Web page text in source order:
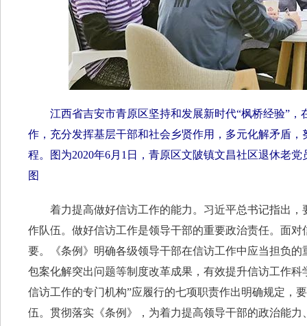
江西省吉安市青原区坚持和发展新时代“枫桥经验”，
作，充分发挥基层干部和社会乡贤作用，多元化解矛盾
程。图为2020年6月1日，青原区文陂镇文昌社区退休老
图
着力提高做好信访工作的能力。习近平总书记指出，
作队伍。做好信访工作是领导干部的重要政治责任。面
要。《条例》明确各级领导干部在信访工作中应当担负
包案化解突出问题等制度改革成果，有效提升信访工作
信访工作的专门机构”应履行的七项职责作出明确规定，
伍。贯彻落实《条例》，为着力提高领导干部的政治能